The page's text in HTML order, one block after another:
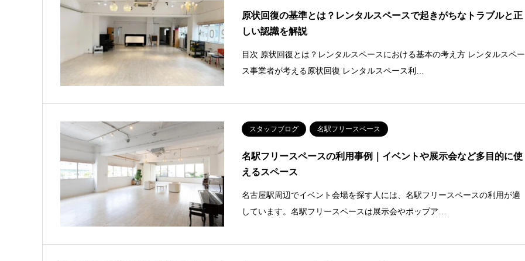
原状回復の基準とは？レンタルスペースで起きがちなトラブルと正
しい認識を解説
目次 原状回復とは？レンタルスペースにおける基本の考え方 レンタルスペー
ス事業者が考える原状回復 レンタルスペース利…
スタッフブログ 名駅フリースペース
名駅フリースペースの利用事例｜イベントや展示会など多目的に使
えるスペース
名古屋駅周辺でイベント会場を探す人には、名駅フリースペースの利用が適
しています。名駅フリースペースは展示会やポップア…